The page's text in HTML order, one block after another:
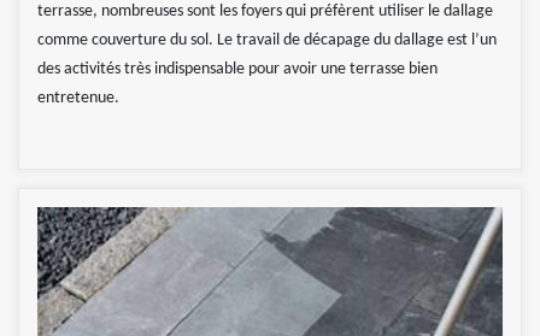
terrasse, nombreuses sont les foyers qui préfèrent utiliser le dallage
comme couverture du sol. Le travail de décapage du dallage est l’un
des activités très indispensable pour avoir une terrasse bien
entretenue.